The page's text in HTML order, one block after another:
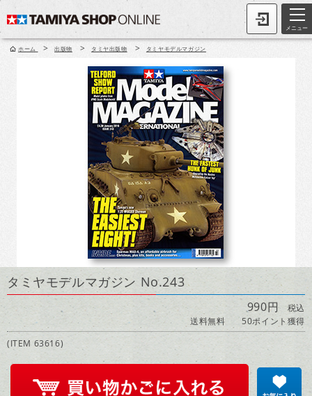
メニュー
ホーム > 出版物 > タミヤ出版物 > タミヤモデルマガジン
タミヤモデルマガジン No.243
990円 税込
送料無料
50ポイント獲得
(ITEM 63616)